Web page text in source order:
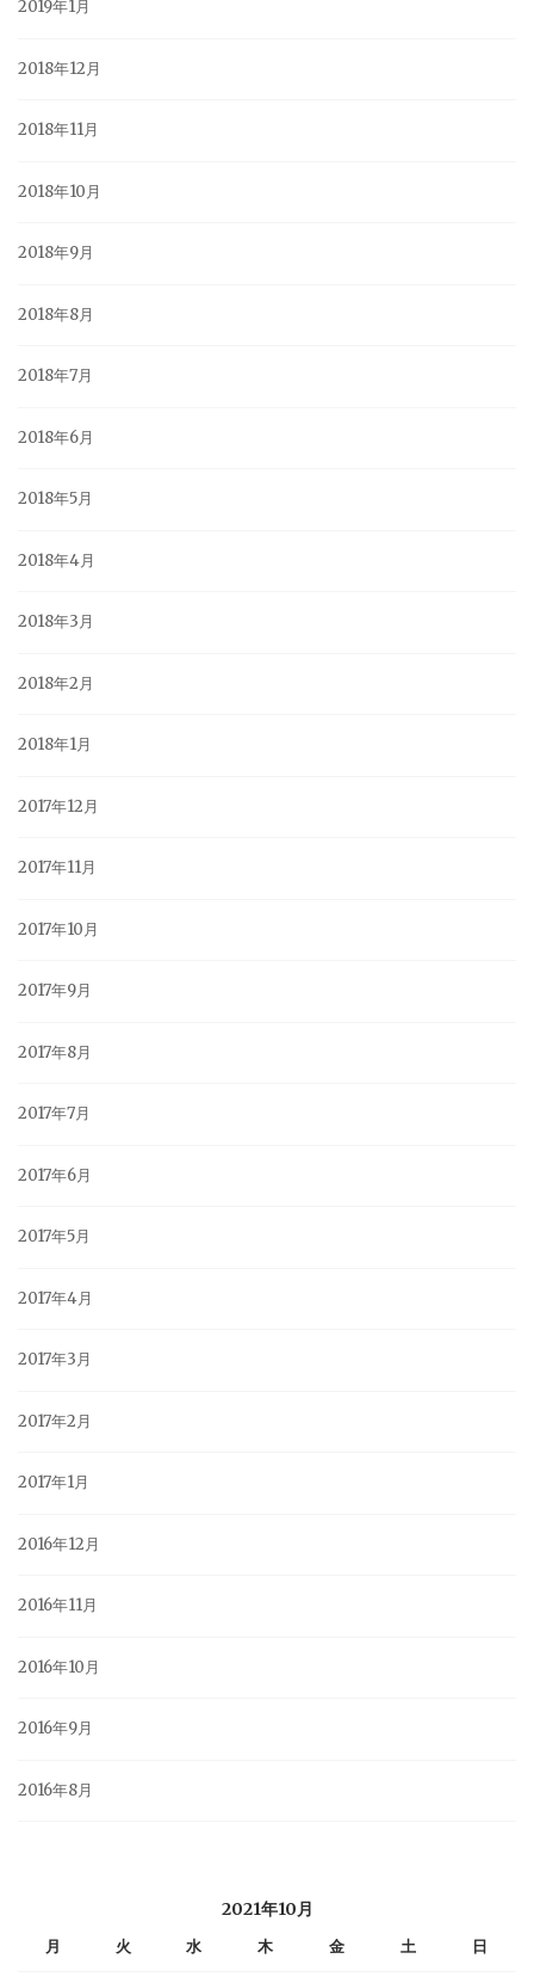
2019年1月
2018年12月
2018年11月
2018年10月
2018年9月
2018年8月
2018年7月
2018年6月
2018年5月
2018年4月
2018年3月
2018年2月
2018年1月
2017年12月
2017年11月
2017年10月
2017年9月
2017年8月
2017年7月
2017年6月
2017年5月
2017年4月
2017年3月
2017年2月
2017年1月
2016年12月
2016年11月
2016年10月
2016年9月
2016年8月
2021年10月
月 火 水 木 金 土 日